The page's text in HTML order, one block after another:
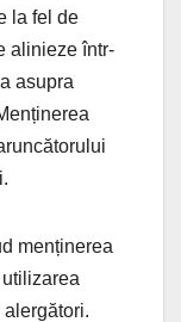
la fel de
alinieze într-
asupra
menținerea